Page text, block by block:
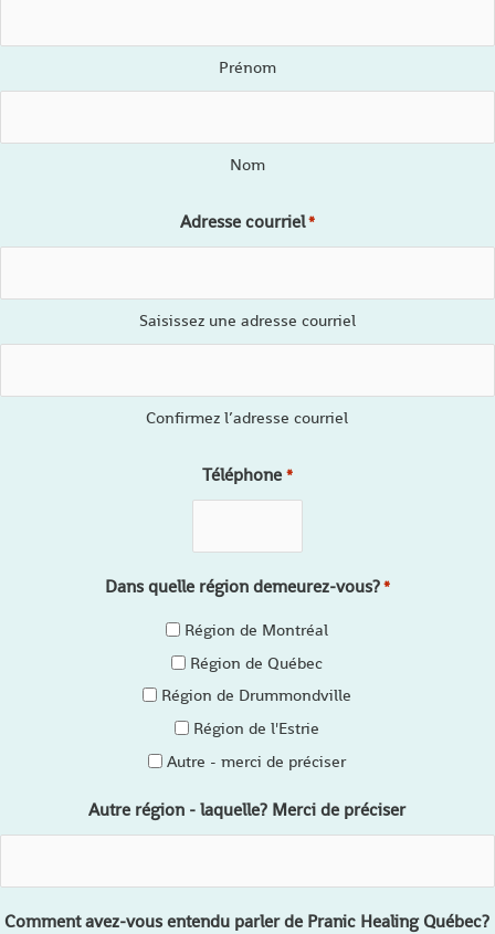
Prénom
Nom
Adresse courriel*
Saisissez une adresse courriel
Confirmez l’adresse courriel
Téléphone *
Dans quelle région demeurez-vous?*
Région de Montréal
Région de Québec
Région de Drummondville
Région de l'Estrie
Autre - merci de préciser
Autre région - laquelle? Merci de préciser
Comment avez-vous entendu parler de Pranic Healing Québec?